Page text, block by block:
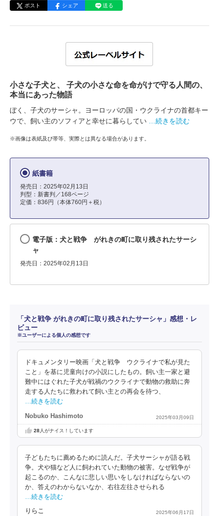
ポスト シェア 送る
小さな子犬と、 子犬の小さな命を命がけで守る人間の、
本当にあった物語
ぼく、子犬のサーシャ。ヨーロッパの国・ウクライナの首都キー
ウで、飼い主のソフィアと幸せに暮らしてい
…続きを読む
※画像は表紙及び帯等、実際とは異なる場合があります。
紙書籍
発売日：2025年02月13日
判型：新書判／168ページ
定価：836円（本体760円＋税）
電子版：犬と戦争 がれきの町に取り残されたサーシ
ャ
発売日：2025年02月13日
「犬と戦争 がれきの町に取り残されたサーシャ」感想・レ
ビュー
※ユーザーによる個人の感想です
ドキュメンタリー映画「犬と戦争 ウクライナで私が見た
こと」を基に児童向けの小説にしたもの。飼い主一家と避
難中にはぐれた子犬が戦禍のウクライナで動物の救助に奔
走する人たちに救われて飼い主との再会を待つ、
…続きを読む
Nobuko Hashimoto 2025年03月09日
28人がナイス！しています
子どもたちに薦めるために読んだ。子犬サーシャが語る戦
争。犬や猫など人に飼われていた動物の被害。なぜ戦争が
起こるのか、こんなに悲しい思いをしなければならないの
か、答えのわからないなか、右往左往させられる
…続きを読む
りらこ 2025年06月17日